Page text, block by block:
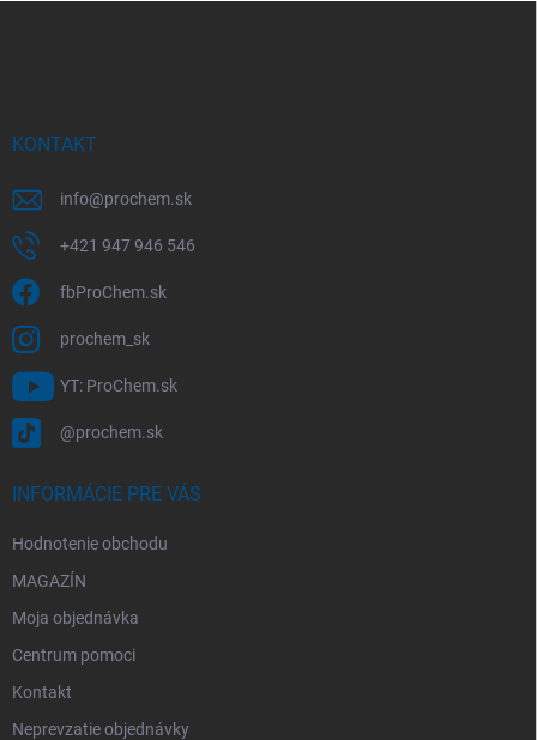
KONTAKT
info@prochem.sk
+421 947 946 546
fbProChem.sk
prochem_sk
YT: ProChem.sk
@prochem.sk
INFORMÁCIE PRE VÁS
Hodnotenie obchodu
MAGAZÍN
Moja objednávka
Centrum pomoci
Kontakt
Neprevzatie objednávky